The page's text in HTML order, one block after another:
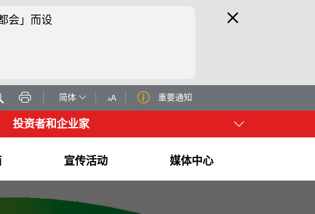
会」而设
简体 AA 重要通知
投资者和企业家
宣传活动 媒体中心